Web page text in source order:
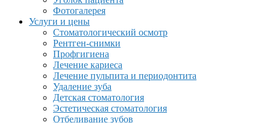
Фотогалерея
Услуги и цены
Стоматологический осмотр
Рентген-снимки
Профгигиена
Лечение кариеса
Лечение пульпита и периодонтита
Удаление зуба
Детская стоматология
Эстетическая стоматология
Отбеливание зубов